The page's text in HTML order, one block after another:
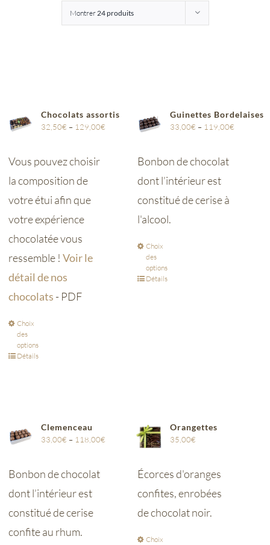
Montrer24 produits
Chocolats assortis
32,50€ – 129,00€
Vous pouvez choisir
la composition de
votre étui afin que
votre expérience
chocolatée vous
ressemble !Voir le
détail de nos
chocolats - PDF
Choix
des
options
Détails
Guinettes Bordelaises
33,00€ – 119,00€
Bonbon de chocolat
dont l’intérieur est
constitué de cerise à
l'alcool.
Choix
des
options
Détails
Clemenceau
33,00€ – 118,00€
Bonbon de chocolat
dont l’intérieur est
constitué de cerise
confite au rhum.
Orangettes
35,00€
Écorces d'oranges
confites, enrobées
de chocolat noir.
Choix